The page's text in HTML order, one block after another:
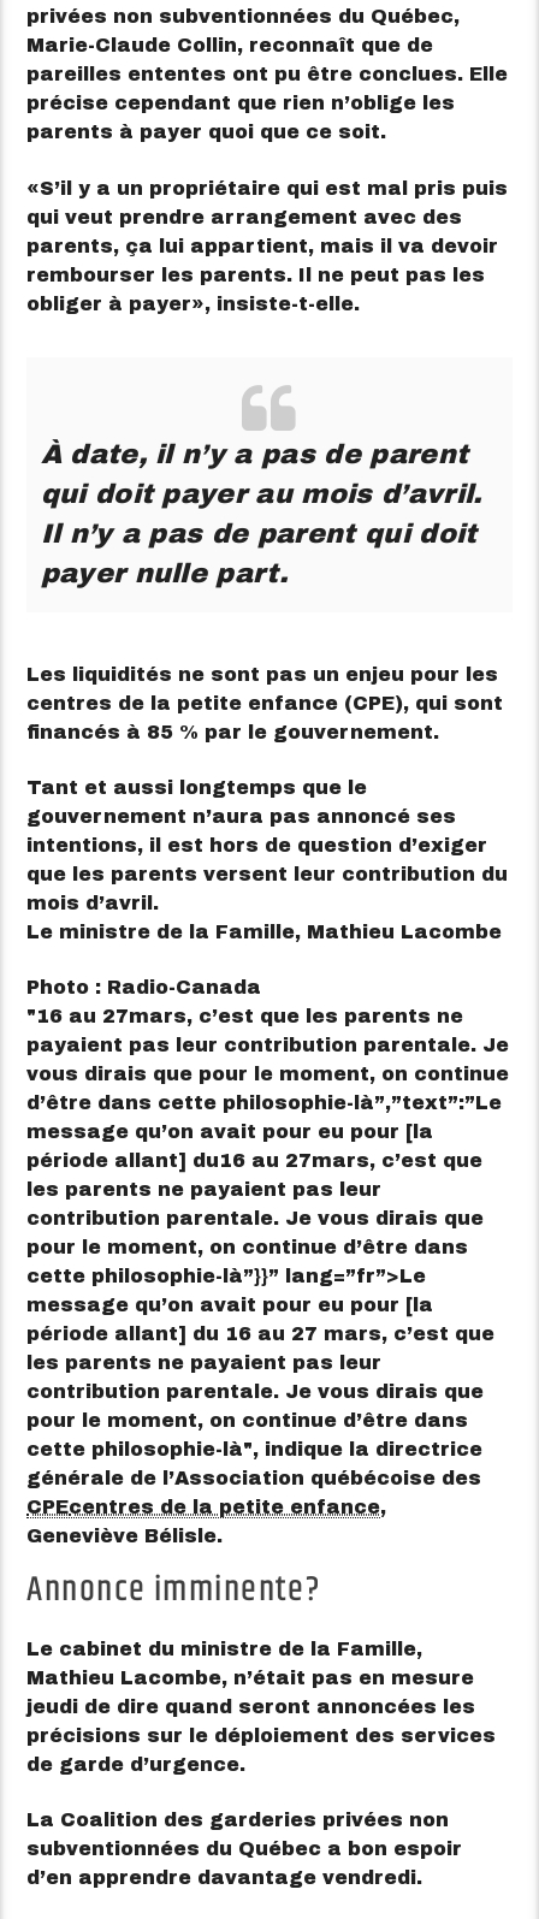
privées non subventionnées du Québec,
Marie-Claude Collin, reconnaît que de
pareilles ententes ont pu être conclues. Elle
précise cependant que rien n’oblige les
parents à payer quoi que ce soit.
S’il y a un propriétaire qui est mal pris puis
qui veut prendre arrangement avec des
parents, ça lui appartient, mais il va devoir
rembourser les parents. Il ne peut pas les
obliger à payer
, insiste-t-elle.
À date, il n’y a pas de parent
qui doit payer au mois d’avril.
Il n’y a pas de parent qui doit
payer nulle part.
Les liquidités ne sont pas un enjeu pour les
centres de la petite enfance (CPE), qui sont
financés à 85 % par le gouvernement.
Tant et aussi longtemps que le
gouvernement n’aura pas annoncé ses
intentions, il est hors de question d’exiger
que les parents versent leur contribution du
mois d’avril.
Le ministre de la Famille, Mathieu Lacombe
Photo : Radio-Canada
16 au 27mars, c’est que les parents ne
payaient pas leur contribution parentale. Je
vous dirais que pour le moment, on continue
d’être dans cette philosophie-là”,”text”:”Le
message qu’on avait pour eu pour [la
période allant] du16 au 27mars, c’est que
les parents ne payaient pas leur
contribution parentale. Je vous dirais que
pour le moment, on continue d’être dans
cette philosophie-là”}}” lang=”fr”>Le
message qu’on avait pour eu pour [la
période allant] du 16 au 27 mars, c’est que
les parents ne payaient pas leur
contribution parentale. Je vous dirais que
pour le moment, on continue d’être dans
cette philosophie-là , indique la directrice
générale de l’Association québécoise des
CPEcentres de la petite enfance,
Geneviève Bélisle.
Annonce imminente?
Le cabinet du ministre de la Famille,
Mathieu Lacombe, n’était pas en mesure
jeudi de dire quand seront annoncées les
précisions sur le déploiement des services
de garde d’urgence.
La Coalition des garderies privées non
subventionnées du Québec a bon espoir
d’en apprendre davantage vendredi.